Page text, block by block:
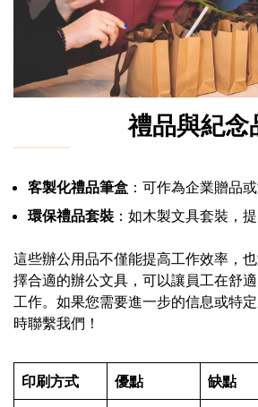
禮品與紀念
客製化禮品筆盒 ：可作為企業贈品
環保禮品套裝 ：如木製文具套裝，
這些辦公用品不僅能提高工作效率，
擇合適的辦公文具，可以讓員工在舒
工作。如果您需要進一步的信息或特
時聯繫我們！
印刷方式 優點 缺點